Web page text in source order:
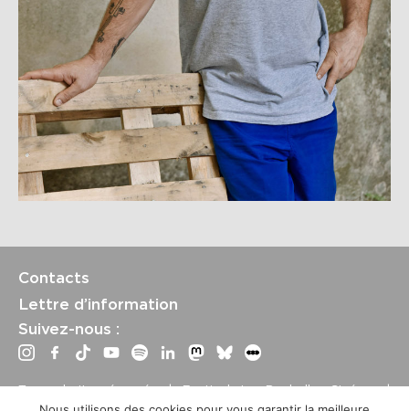
Contacts
Lettre d’information
Suivez-nous :
Tous droits réservés | Festival La Rochelle Cinéma |
International Film Festival – Mentions légales –Conditions